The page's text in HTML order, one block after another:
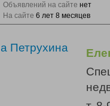
Объявлений на сайте нет
На сайте 6 лет 8 месяцев